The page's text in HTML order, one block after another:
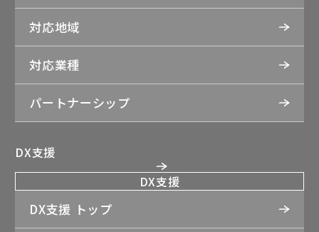
対応地域
対応業種
パートナーシップ
DX支援
DX支援
DX支援 トップ